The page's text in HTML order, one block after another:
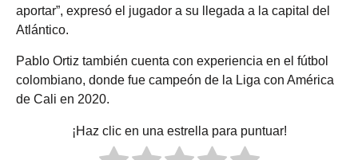
aportar”, expresó el jugador a su llegada a la capital del
Atlántico.
Pablo Ortiz también cuenta con experiencia en el fútbol
colombiano, donde fue campeón de la Liga con América
de Cali en 2020.
¡Haz clic en una estrella para puntuar!